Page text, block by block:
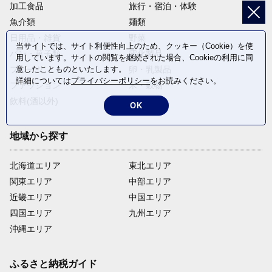
加工食品
旅行・宿泊・体験
魚介類
麺類
パン・菓子類
電化製品
フルーツ
ファッション
米・穀物
返礼品なし
地域から探す
北海道エリア
関東エリア
近畿エリア
四国エリア
沖縄エリア
東北エリア
中部エリア
中国エリア
九州エリア
ふるさと納税ガイド
当サイトでは、サイト利便性向上のため、クッキー（Cookie）を使
用しています。サイトの閲覧を継続された場合、Cookieの利用に同
意したことものといたします。
詳細についてはプライバシーポリシーをお読みください。
OK